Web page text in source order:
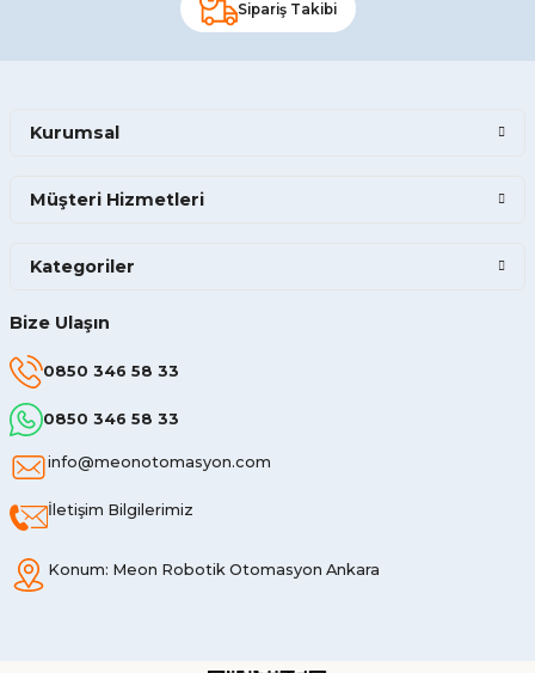
Sipariş Takibi
Bize Ulaşın
0850 346 58 33
0850 346 58 33
info@meonotomasyon.com
İletişim Bilgilerimiz
Konum: Meon Robotik Otomasyon Ankara
Kurumsal
Müşteri Hizmetleri
Kategoriler